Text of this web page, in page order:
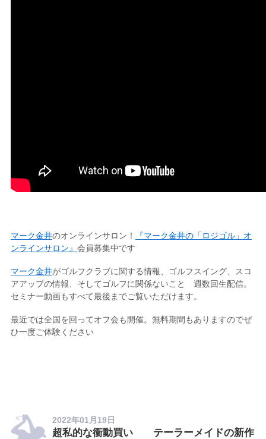
マーク金井のオンラインサロン！
『マーク金井の「ロジゴル」オ
ンラインサロン』 会員募集中です
マーク金井がゴルフクラブに関する情報、ゴルフスイング、スコ
アアップの情報、そしてゴルフに関係ないこと 週数回生配信。
セミナー動画もすべて最後までご覧いただけます。
最近では全国を回ってオフ会も開催。無料期間もありますのでぜ
ひ一度ご体験ください
2022年01月19日
超私的な衝動買い テーラーメイドの新作